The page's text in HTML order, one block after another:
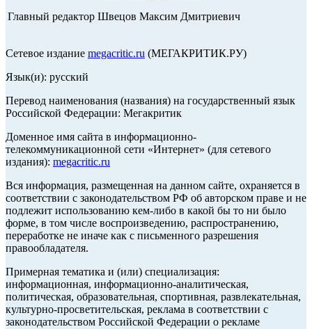
Главный редактор Швецов Максим Дмитриевич
Сетевое издание megacritic.ru (МЕГАКРИТИК.РУ)
Язык(и): русский
Перевод наименования (названия) на государственный язык
Российской Федерации: Мегакритик
Доменное имя сайта в информационно-
телекоммуникационной сети «Интернет» (для сетевого
издания): megacritic.ru
Вся информация, размещенная на данном сайте, охраняется в
соответствии с законодательством РФ об авторском праве и не
подлежит использованию кем-либо в какой бы то ни было
форме, в том числе воспроизведению, распространению,
переработке не иначе как с письменного разрешения
правообладателя.
Примерная тематика и (или) специализация:
информационная, информационно-аналитическая,
политическая, образовательная, спортивная, развлекательная,
культурно-просветительская, реклама в соответствии с
законодательством Российской Федерации о рекламе